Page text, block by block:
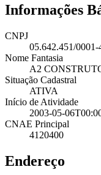
Informações
CNPJ
05.642.451/0001-
Nome Fantasia
A2
Situação Cadastral
ATIVA
Início de Atividade
2003-05-
CNAE Principal
4120400
Endereço